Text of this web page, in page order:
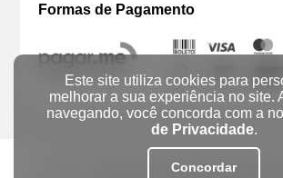
Formas de Pagamento
Copyright ® 2026 Empyre CNPJ: 45.902.401/0001-75
Reservados - Imagens meramente
Este site utiliza cookies para
melhorar a sua experiência no site.
navegando, você concorda com a
de Privacidade.
Concordar